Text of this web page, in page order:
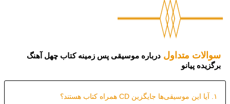
سوالات متداول درباره موسیقی پس‌ زمینه کتاب چهل آهنگ
برگزیده پیانو
۱. آیا این موسیقی‌ها جایگزین CD همراه کتاب هستند؟